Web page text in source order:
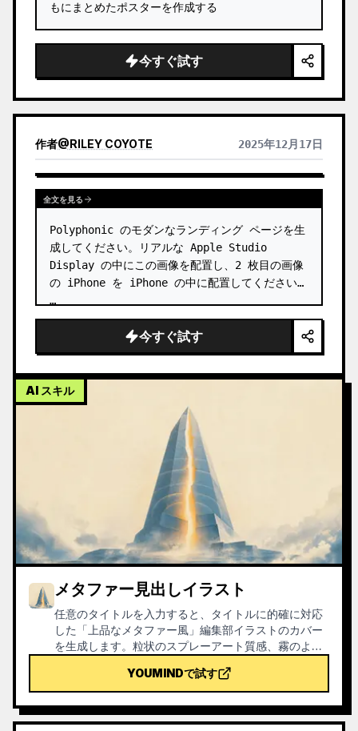
もにまとめたポスターを作成する
今すぐ試す
作者@RILEY COYOTE 2025年12月17日
全文を見る
Polyphonic のモダンなランディング ページを生
成してください。リアルな Apple Studio
Display の中にこの画像を配置し、2 枚目の画像
の iPhone を iPhone の中に配置してください。
…
今すぐ試す
AI スキル
メタファー見出しイラスト
任意のタイトルを入力すると、タイトルに的確に対応
した「上品なメタファー風」編集部イラストのカバー
を生成します。粒状のスプレーアート質感、霧のよう
制の効いた配色、単一の視覚的メタファー、余白をた
っぷりとった16:9のバナーです。ニュース、ポッドキ
ャスト、記事、ニュースレターの見出し画像に適して
います。
YOUMINDで試す